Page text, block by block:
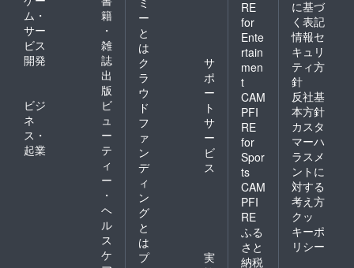
ム・
サー
ビス
開発
籍
・
雑
誌
出
版
ビジ
ネ
ス・
起業
ビ
ュ
ー
テ
ィ
ー
・
ヘ
ル
ス
ケ
ー
と
は
ク
ラ
ウ
ド
フ
ァ
ン
デ
ィ
ン
グ
と
は
サ
ポ
ー
ト
サ
ー
ビ
ス
プ
実
RE
for
Ente
rtain
men
t
CAM
PFI
RE
for
Spor
ts
CAM
PFI
RE
ふる
さと
納税
に基づ
く表記
情報セ
キュリ
ティ方
針
反社基
本方針
カスタ
マーハ
ラスメ
ントに
対する
考え方
クッ
キーポ
リシー